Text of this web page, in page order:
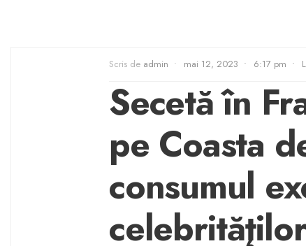
Scris de admin • mai 12, 2023 • 6:17 pm •
Secetă în
pe Coasta
consumul